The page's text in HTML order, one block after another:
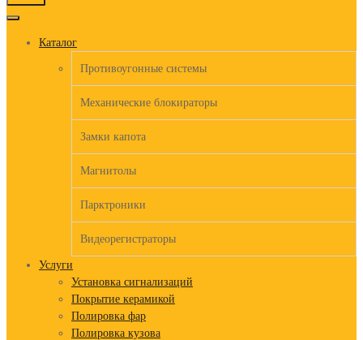
to
Каталог
Противоугонные системы
Механические блокираторы
Замки капота
Магнитолы
Парктроники
Видеорегистраторы
Услуги
Установка сигнализаций
Покрытие керамикой
Полировка фар
Полировка кузова